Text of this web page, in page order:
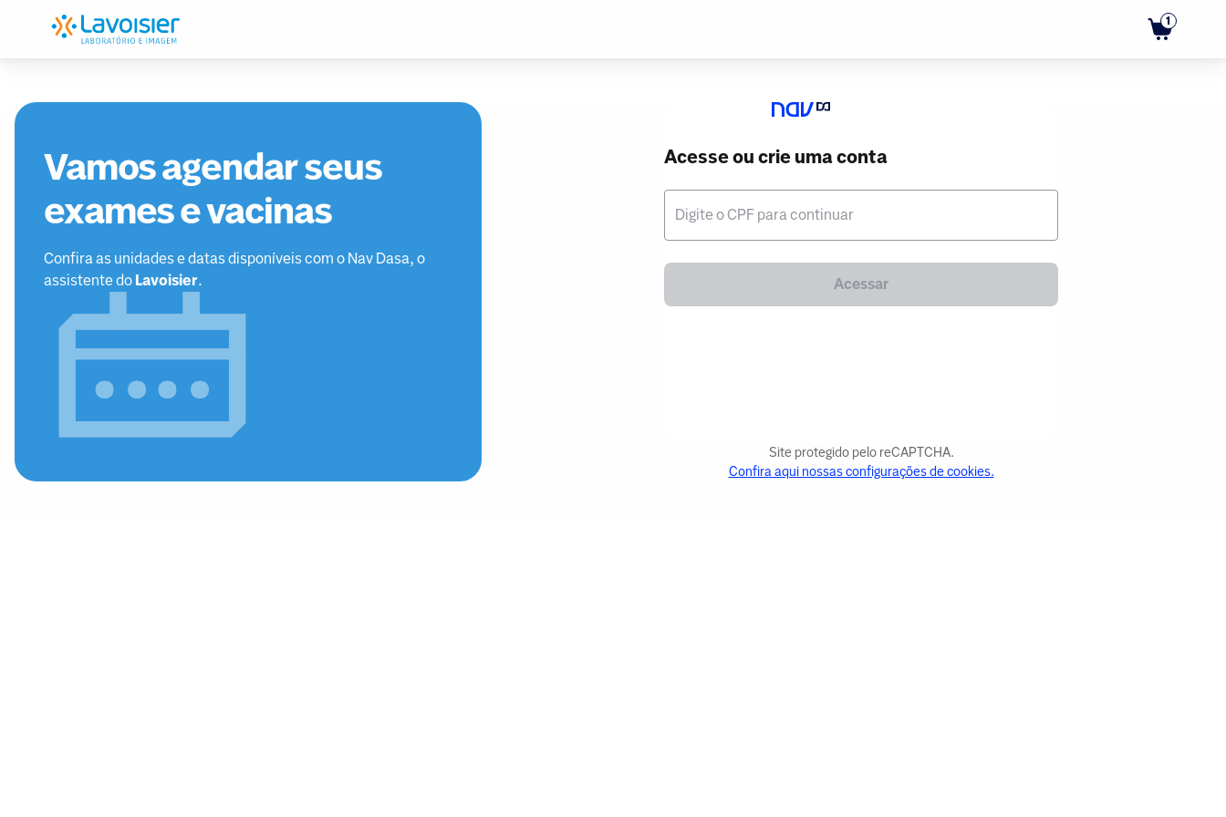
1
Vamos agendar seus
exames e vacinas
Confira as unidades e datas disponíveis com o Nav Dasa, o
assistente do Lavoisier.
Acesse ou crie uma conta
Digite o CPF para continuar
Acessar
Site protegido pelo reCAPTCHA.
Confira aqui nossas configurações de cookies.